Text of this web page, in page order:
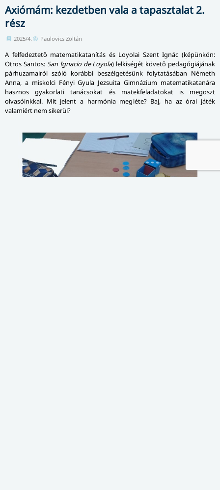
Axiómám: kezdetben vala a tapasztalat 2.
rész
2025/4. Paulovics Zoltán
A felfedeztető matematikatanítás és Loyolai Szent Ignác (képünkön:
Otros Santos: San Ignacio de Loyola) lelkiségét követő pedagógiájának
párhuzamairól szóló korábbi beszélgetésünk folytatásában Németh
Anna, a miskolci Fényi Gyula Jezsuita Gimnázium matematikatanára
hasznos gyakorlati tanácsokat és matekfeladatokat is megoszt
olvasóinkkal. Mit jelent a harmónia megléte? Baj, ha az órai játék
valamiért nem sikerül?